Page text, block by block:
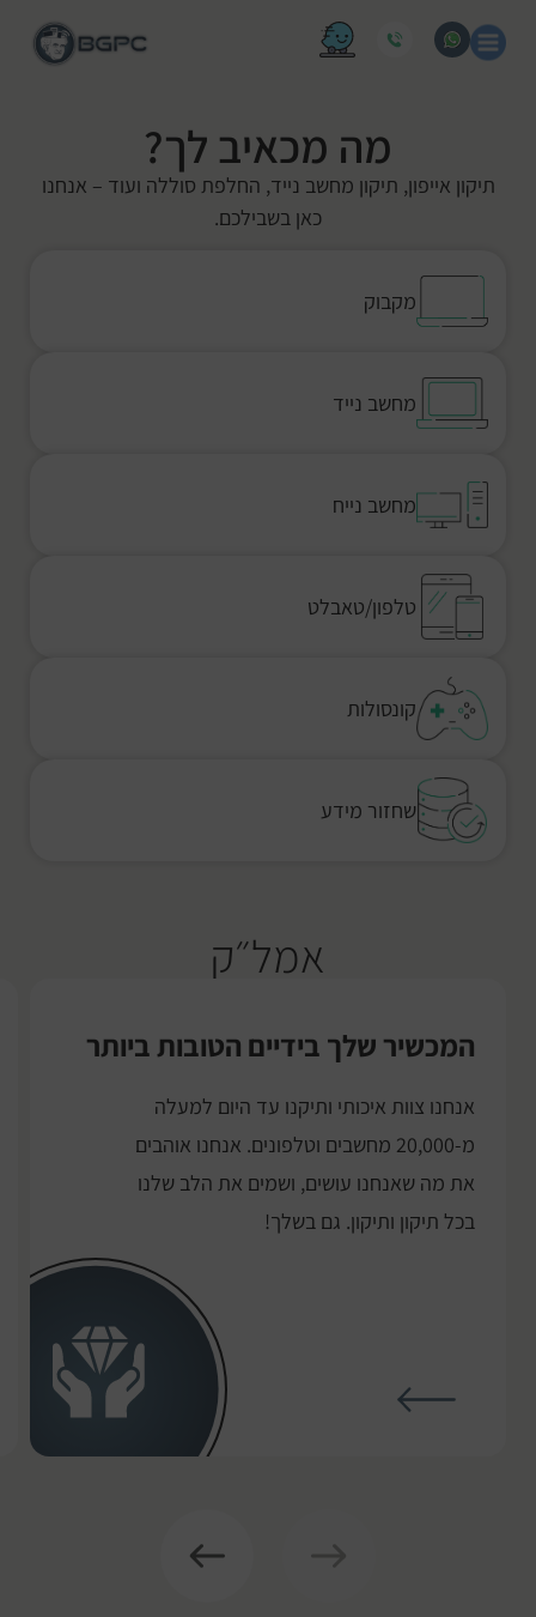
מה מכאיב לך?
תיקון אייפון, תיקון מחשב נייד, החלפת סוללה ועוד – אנחנו
כאן בשבילכם.
מקבוק
מחשב נייד
מחשב נייח
טלפון/טאבלט
קונסולות
שחזור מידע
אמל״ק
המכשיר שלך בידיים הטובות ביותר
אנחנו צוות איכותי ותיקנו עד היום למעלה
מ-20,000 מחשבים וטלפונים. אנחנו אוהבים
את מה שאנחנו עושים, ושמים את הלב שלנו
בכל תיקון ותיקון. גם בשלך!